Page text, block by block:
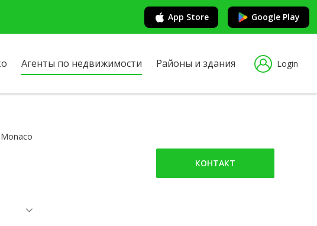
App Store Google Play
Агенты по недвижимости Районы и здания Login
КОНТАКТ